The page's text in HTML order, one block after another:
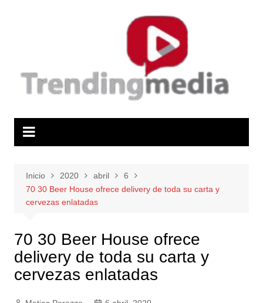
Inicio 2020 abril
6
70 30 Beer House ofrece delivery de toda su carta y
cervezas enlatadas
70 30 Beer House ofrece
delivery de toda su carta y
cervezas enlatadas